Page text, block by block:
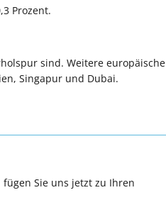
Prozent.
sind. Weitere europäische
Singapur und Dubai.
Sie uns jetzt zu Ihren